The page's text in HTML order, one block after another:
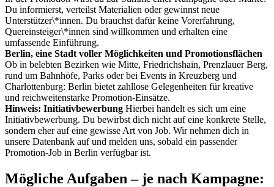
Du informierst, verteilst Materialien oder gewinnst neue
Unterstützer\*innen. Du brauchst dafür keine Vorerfahrung,
Quereinsteiger\*innen sind willkommen und erhalten eine
umfassende Einführung.
Berlin, eine Stadt voller Möglichkeiten und Promotionsflächen
Ob in belebten Bezirken wie Mitte, Friedrichshain, Prenzlauer Berg,
rund um Bahnhöfe, Parks oder bei Events in Kreuzberg und
Charlottenburg: Berlin bietet zahllose Gelegenheiten für kreative
und reichweitenstarke Promotion-Einsätze.
Hinweis: Initiativbewerbung Hierbei handelt es sich um eine
Initiativbewerbung. Du bewirbst dich nicht auf eine konkrete Stelle,
sondern eher auf eine gewisse Art von Job. Wir nehmen dich in
unsere Datenbank auf und melden uns, sobald ein passender
Promotion-Job in Berlin verfügbar ist.
Mögliche Aufgaben – je nach Kampagne: